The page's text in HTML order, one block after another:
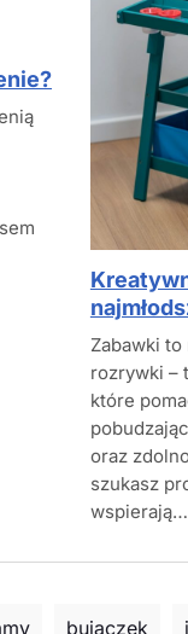
Zabawki to
rozrywki –
które
oraz
szukasz
wspierają…
bujaczek